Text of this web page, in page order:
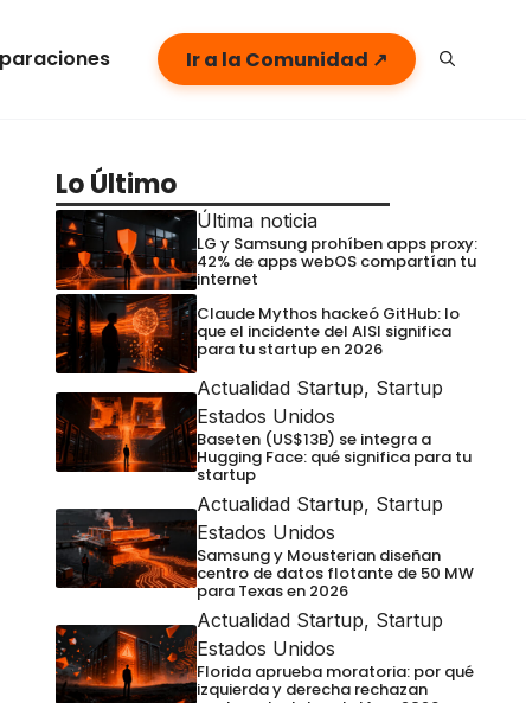
Ir a la Comunidad ↗
Lo Último
Última noticia
LG y Samsung prohíben apps proxy:
42% de apps webOS compartían tu
internet
Claude Mythos hackeó GitHub: lo
que el incidente del AISI significa
para tu startup en 2026
Actualidad Startup, Startup
Estados Unidos
Baseten (US$13B) se integra a
Hugging Face: qué significa para tu
startup
Actualidad Startup, Startup
Estados Unidos
Samsung y Mousterian diseñan
centro de datos flotante de 50 MW
para Texas en 2026
Actualidad Startup, Startup
Estados Unidos
Florida aprueba moratoria: por qué
izquierda y derecha rechazan